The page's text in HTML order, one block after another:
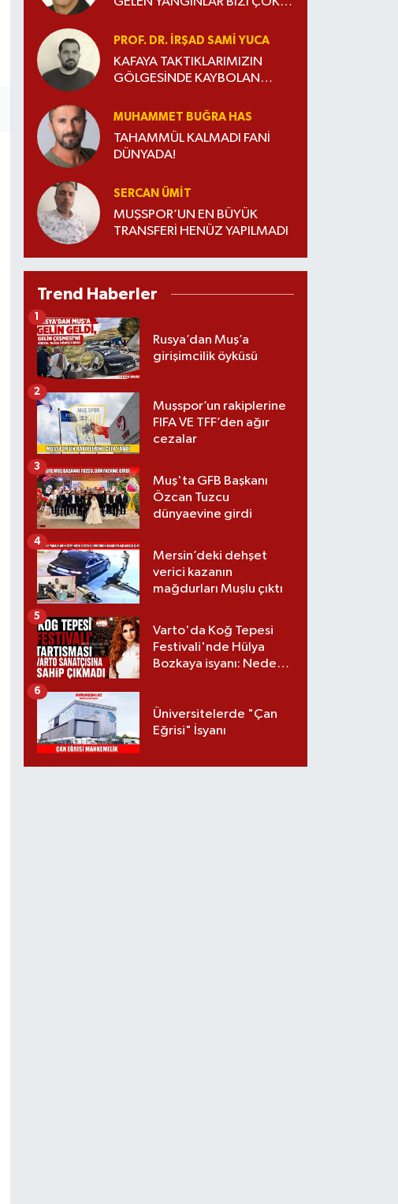
PROF. DR. İRŞAD SAMI YUCA
KAFAYA TAKTIKLARIMIZIN
GÖLGESİNDE KAYBOLAN
MUHAMMET BUĞRA HAS
TAHAMMÜL KALMADI FANİ
DÜNYADA!
SERCAN ÜMIT
MUŞSPOR’UN EN BÜYÜK
TRANSFERİ HENÜZ YAPILMADI
Trend Haberler
Rusya’dan Muş’a
girişimcilik öyküsü
1
Muşspor’un rakiplerine
FIFA VE TFF’den ağır
cezalar
2
Muş'ta GFB Başkanı
Özcan Tuzcu
dünyaevine girdi
3
Mersin’deki dehşet
verici kazanın
mağdurları Muşlu çıktı
4
Varto'da Koğ Tepesi
Festivali'nde Hülya
Bozkaya isyanı: Neden
5
Üniversitelerde "Çan
Eğrisi" İsyanı
6